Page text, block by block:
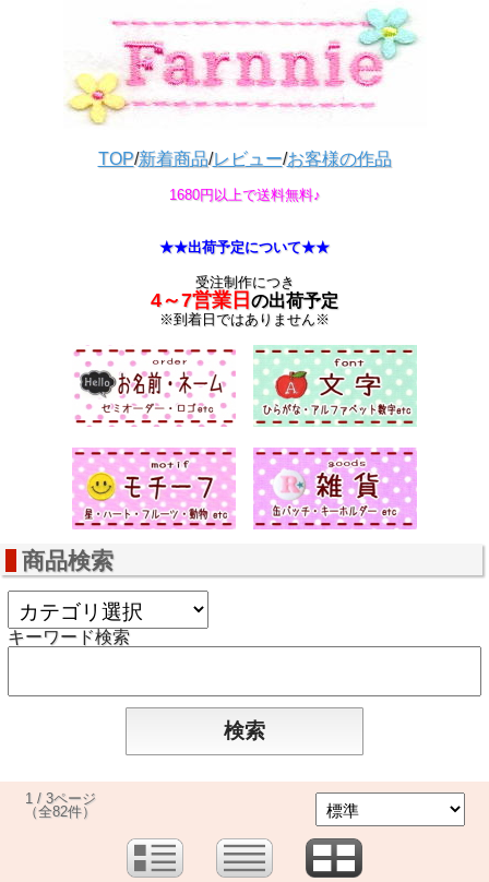
TOP/新着商品/レビュー/お客様の作品
1680円以上で送料無料♪
★★出荷予定について★★
受注制作につき
4～7営業日 の出荷予定
※到着日ではありません※
商品検索
キーワード検索
1 / 3ページ
（全82件）